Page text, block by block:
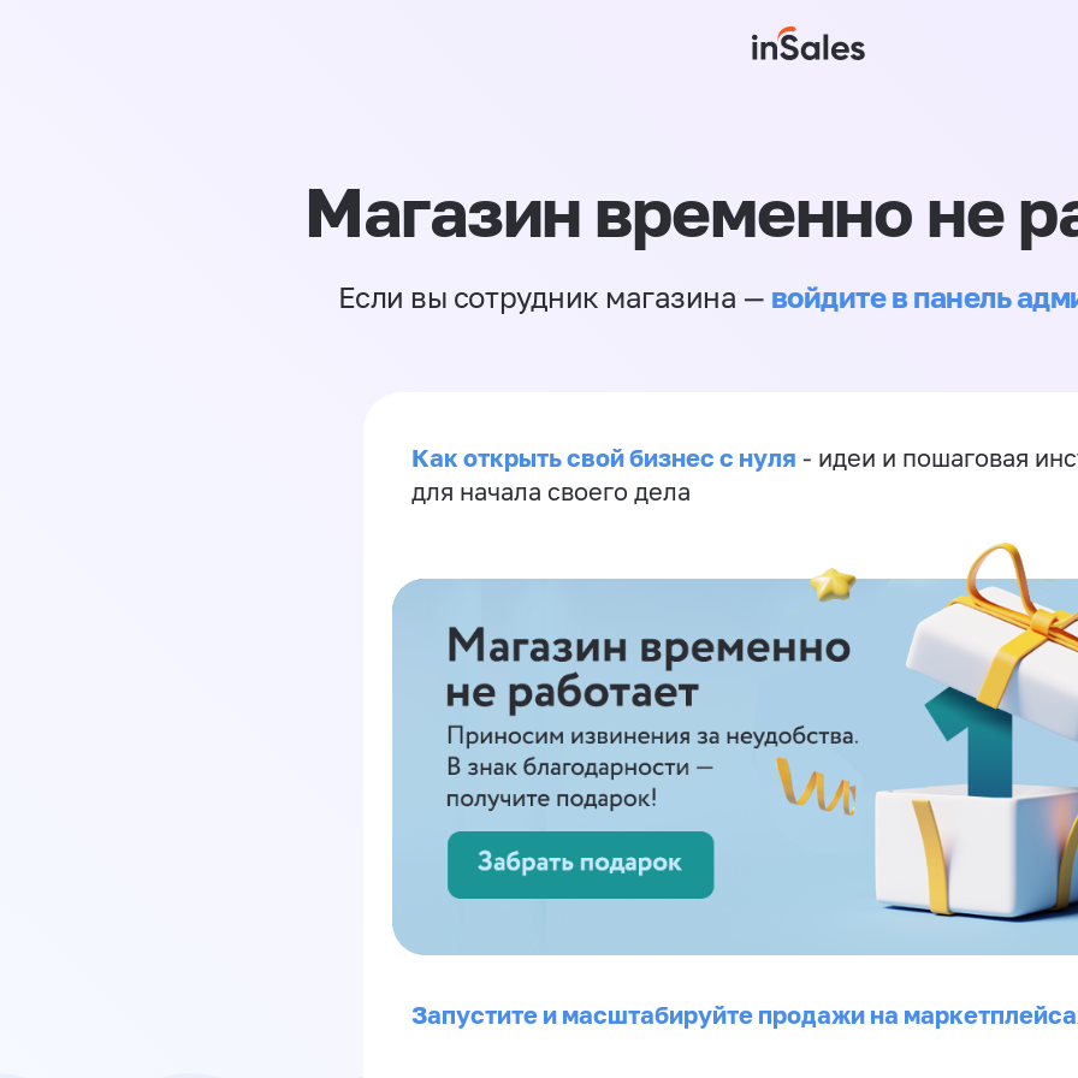
Магазин временно не
Если вы сотрудник магазина — войдите в панель
Как открыть свой бизнес с нуля - идеи и пошаговая
для начала своего дела
Запустите и масштабируйте продажи на